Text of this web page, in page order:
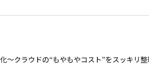
～クラウドの“もやもやコスト”をスッキリ